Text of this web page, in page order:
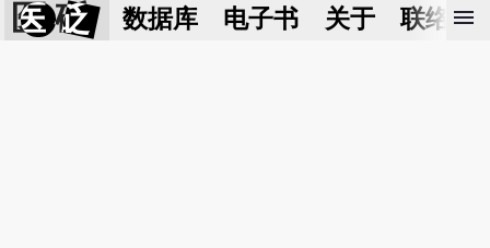
医 砭 数据库 电子书 关于 联络我
menu